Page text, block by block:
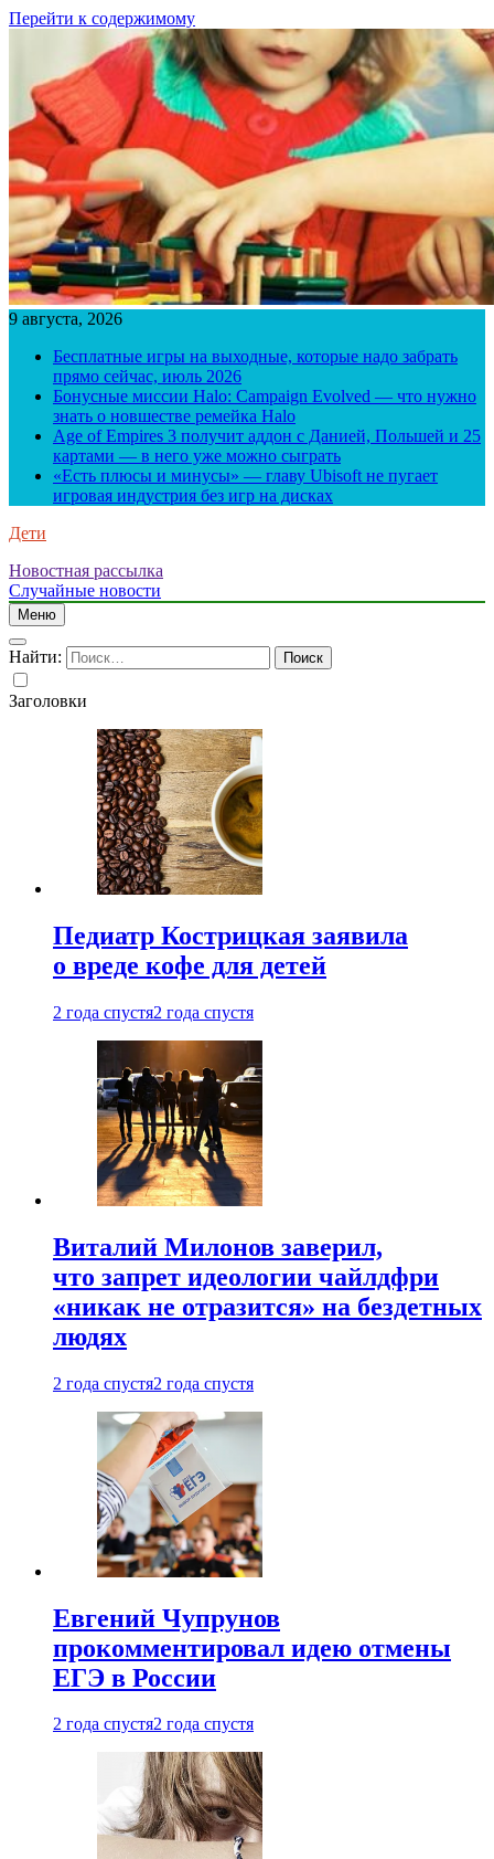
Перейти к содержимому
9 августа, 2026
Бесплатные игры на выходные, которые надо забрать
прямо сейчас, июль 2026
Бонусные миссии Halo: Campaign Evolved — что нужно
знать о новшестве ремейка Halo
Age of Empires 3 получит аддон с Данией, Польшей и 25
картами — в него уже можно сыграть
«Есть плюсы и минусы» — главу Ubisoft не пугает
игровая индустрия без игр на дисках
Дети
Новостная рассылка
Случайные новости
Меню
Найти:
Заголовки
Педиатр Кострицкая заявила
о вреде кофе для детей
2 года спустя2 года спустя
Виталий Милонов заверил,
что запрет идеологии чайлдфри
«никак не отразится» на бездетных
людях
2 года спустя2 года спустя
Евгений Чупрунов
прокомментировал идею отмены
ЕГЭ в России
2 года спустя2 года спустя